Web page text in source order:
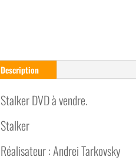
Description
Stalker DVD à vendre.
Stalker
Réalisateur : Andrei Tarkovsky